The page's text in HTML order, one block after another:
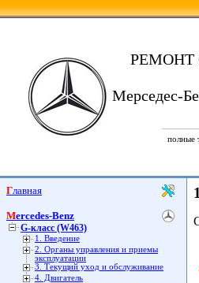
РЕМОНТ
Мерседес-
полные
Главная
Mercedes-Benz
G-класс (W463)
1. Введение
2. Органы управления и приемы
эксплуатации
3. Текущий уход и обслуживание
4. Двигатель